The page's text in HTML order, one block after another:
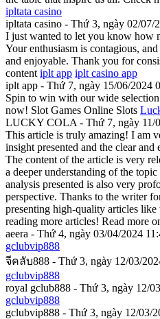
ipltata casino
ipltata casino - Thứ 3, ngày 02/07/
I just wanted to let you know how
Your enthusiasm is contagious,
and enjoyable. Thank you for
content iplt app iplt casino app
iplt app - Thứ 7, ngày 15/06/2024
Spin to win with our wide
now! Slot Games Online Slots
LUCKY COLA - Thứ 7, ngày 11/
This article is truly amazing! I am
insight presented and the clear
The content of the article is very
a deeper understanding of the
analysis presented is also very
perspective. Thanks to the writer
presenting high-quality articles
reading more articles! Read more
aeera - Thứ 4, ngày 03/04/2024
gclubvip888
จีคลับ888 - Thứ 3, ngày 12/03/
gclubvip888
royal gclub888 - Thứ 3, ngày 12/
gclubvip888
gclubvip888 - Thứ 3, ngày 12/03/